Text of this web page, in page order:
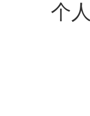
个